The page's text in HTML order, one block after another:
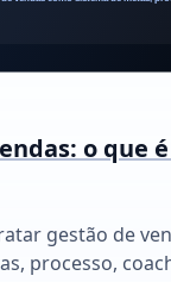
o que
gestão de
processo,